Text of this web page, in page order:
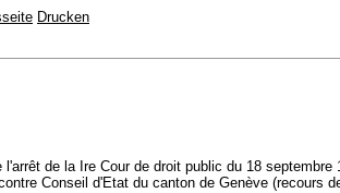
Drucken
l'arrêt de la Ire Cour de droit public du 18 septembre
Conseil d'Etat du canton de Genève (recours